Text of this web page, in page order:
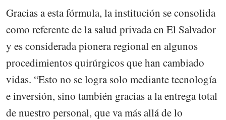
Gracias a esta fórmula, la institución se consolida
como referente de la salud privada en El Salvador
y es considerada pionera regional en algunos
procedimientos quirúrgicos que han cambiado
vidas. “Esto no se logra solo mediante tecnología
e inversión, sino también gracias a la entrega total
de nuestro personal, que va más allá de lo